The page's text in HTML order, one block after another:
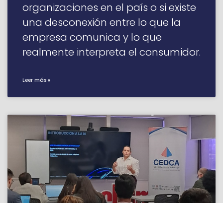
organizaciones en el país o si existe
una desconexión entre lo que la
empresa comunica y lo que
realmente interpreta el consumidor.
Leer más »